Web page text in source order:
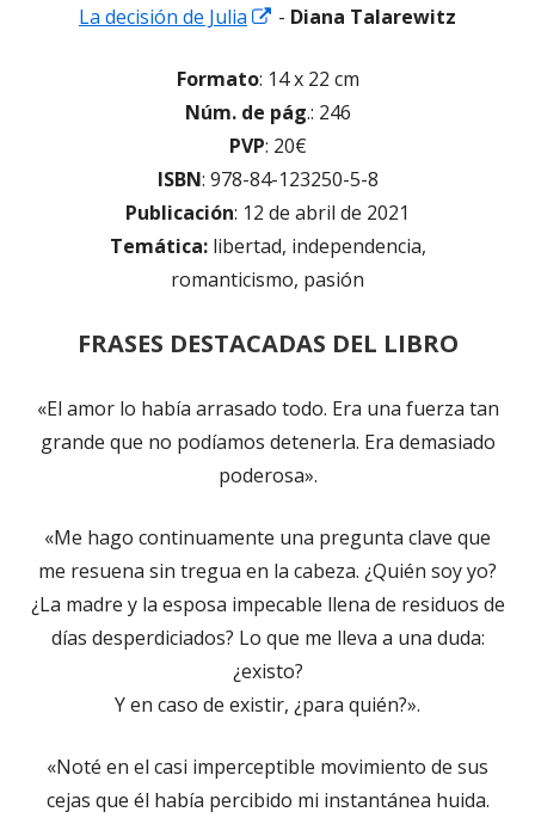
La decisión de Julia
Abrir
una
ventana
nueva
- Diana Talarewitz
Formato: 14 x 22 cm
Núm. de pág.: 246
PVP: 20€
ISBN: 978-84-123250-5-8
Publicación: 12 de abril de 2021
Temática:libertad, independencia,
romanticismo, pasión
FRASES DESTACADAS DEL LIBRO
«El amor lo había arrasado todo. Era una fuerza tan
grande que no podíamos detenerla. Era demasiado
poderosa».
«Me hago continuamente una pregunta clave que
me resuena sin tregua en la cabeza. ¿Quién soy yo?
¿La madre y la esposa impecable llena de residuos de
días desperdiciados? Lo que me lleva a una duda:
¿existo?
Y en caso de existir, ¿para quién?».
«Noté en el casi imperceptible movimiento de sus
cejas que él había percibido mi instantánea huida.